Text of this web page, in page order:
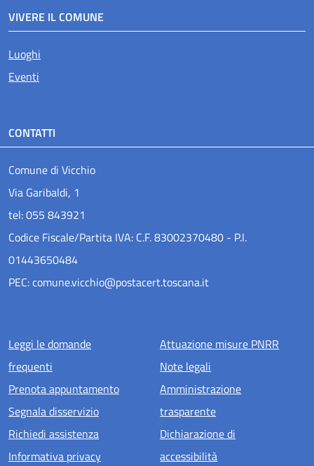
VIVERE IL COMUNE
Luoghi
Eventi
CONTATTI
Comune di Vicchio
Via Garibaldi, 1
tel: 055 843921
Codice Fiscale/Partita IVA: C.F. 83002370480 - P.I.
01443650484
PEC: comune.vicchio@postacert.toscana.it
Menu piè di pagina
Leggi le domande
frequenti
Prenota appuntamento
Segnala disservizio
Richiedi assistenza
Informativa privacy
Attuazione misure PNRR
Note legali
Amministrazione
trasparente
Dichiarazione di
accessibilità